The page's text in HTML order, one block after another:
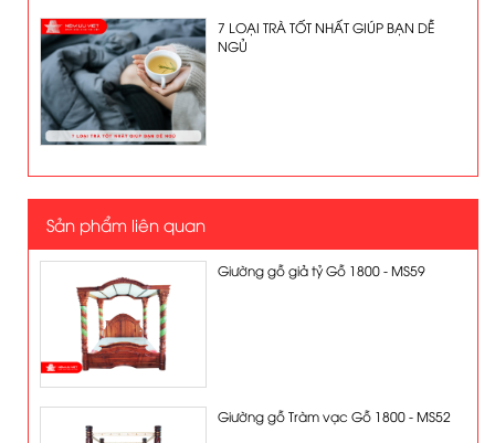
7 LOẠI TRÀ TỐT NHẤT GIÚP BẠN DỄ
NGỦ
Sản phẩm liên quan
Giường gỗ giả tỷ Gỗ 1800 - MS59
Giường gỗ Tràm vạc Gỗ 1800 - MS52